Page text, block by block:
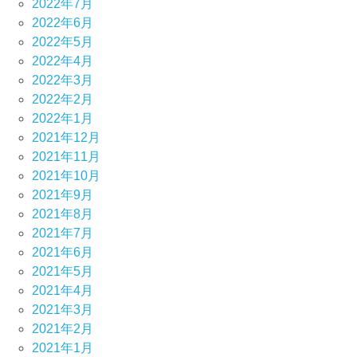
2022年7月
2022年6月
2022年5月
2022年4月
2022年3月
2022年2月
2022年1月
2021年12月
2021年11月
2021年10月
2021年9月
2021年8月
2021年7月
2021年6月
2021年5月
2021年4月
2021年3月
2021年2月
2021年1月